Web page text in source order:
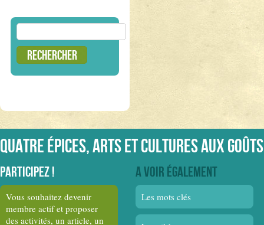
Rechercher :
Quatre épices, arts et cultures aux
Participez !
Vous souhaitez devenir
membre actif et proposer
des activités, un article, un
A voir également
Les mots clés